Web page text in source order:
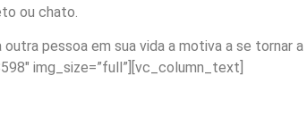
ou chato.
pessoa em sua vida a motiva a se tornar
img_size=”full”][vc_column_text]